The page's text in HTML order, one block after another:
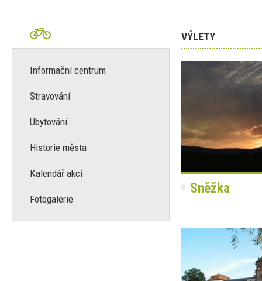
Informační centrum
Stravování
Ubytování
Historie města
Kalendář akcí
Fotogalerie
VÝLETY
Sněžka